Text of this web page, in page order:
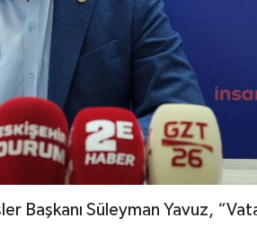
Başkanı Süleyman Yavuz,